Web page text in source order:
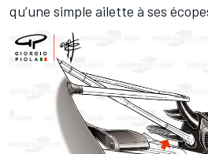
qu’une simple ailette à ses